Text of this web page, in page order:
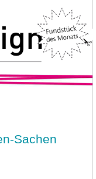
Sachen